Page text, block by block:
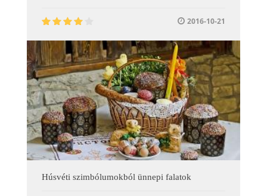
2016-10-21
Húsvéti szimbólumokból ünnepi falatok